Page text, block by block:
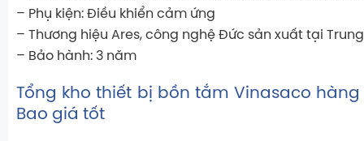
– Phụ kiện: Điều khiển cảm ứng
– Thương hiệu Ares, công nghệ Đức sản xuất tại
– Bảo hành: 3 năm
Tổng kho thiết bị bồn tắm Vinasaco
Bao giá tốt